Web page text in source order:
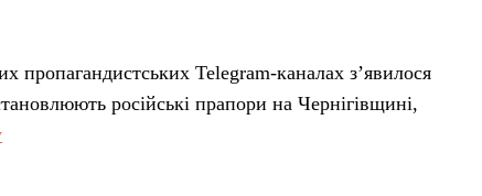
пропагандистських Telegram-каналах з’явилося
російські прапори на Чернігівщині,